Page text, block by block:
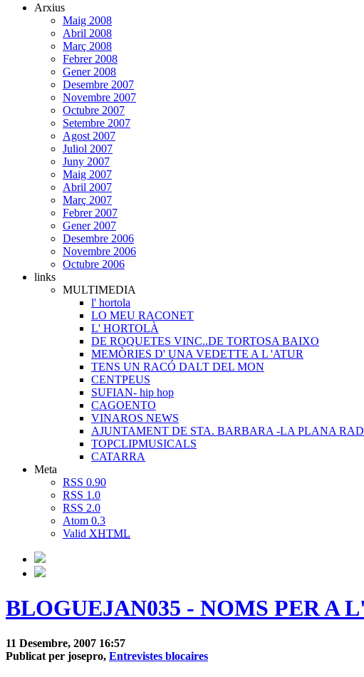
Arxius
Maig 2008
Abril 2008
Març 2008
Febrer 2008
Gener 2008
Desembre 2007
Novembre 2007
Octubre 2007
Setembre 2007
Agost 2007
Juliol 2007
Juny 2007
Maig 2007
Abril 2007
Març 2007
Febrer 2007
Gener 2007
Desembre 2006
Novembre 2006
Octubre 2006
links
MULTIMEDIA
l' hortola
LO MEU RACONET
L' HORTOLÀ
DE ROQUETES VINC..DE TORTOSA BAIXO
MEMÒRIES D' UNA VEDETTE A L 'ATUR
TENS UN RACÓ DALT DEL MON
CENTPEUS
SUFIAN- hip hop
CAGOENTO
VINAROS NEWS
AJUNTAMENT DE STA. BARBARA -LA PLANA
TOPCLIPMUSICALS
CATARRA
Meta
RSS 0.90
RSS 1.0
RSS 2.0
Atom 0.3
Valid XHTML
BLOGUEJAN035 - NOMS PER A
11 Desembre, 2007 16:57
Publicat per josepro, Entrevistes blocaires